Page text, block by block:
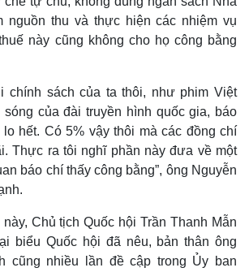
Multimedia
Video
Infographic
nguồn thu và thực hiện các nhiệm vụ
này cũng không cho họ công bằng
chính sách của ta thôi, như phim Việt
sóng của đài truyền hình quốc gia, báo
hết. Có 5% vậy thôi mà các đồng chí
Thực ra tôi nghĩ phần này đưa về một
báo chí thấy công bằng”, ông Nguyễn
Chủ tịch Quốc hội Trần Thanh Mẫn
biểu Quốc hội đã nêu, bản thân ông
cũng nhiều lần đề cập trong Ủy ban